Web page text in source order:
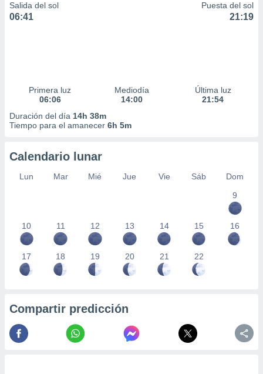
Salida del sol
06:41
Puesta del sol
21:19
Primera luz
06:06
Mediodía
14:00
Última luz
21:54
Duración del día 14h 38m
Tiempo para el amanecer 6h 5m
Calendario lunar
Lun Mar Mié Jue Vie Sáb
Dom
9
10 11 12 13 14 15 16
17 18 19 20 21 22
Compartir predicción